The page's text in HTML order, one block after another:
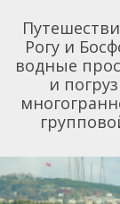
Рогу и
водные
и